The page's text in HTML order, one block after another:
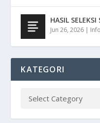
HASIL
Jun 26, 2026 |
KATEGORI